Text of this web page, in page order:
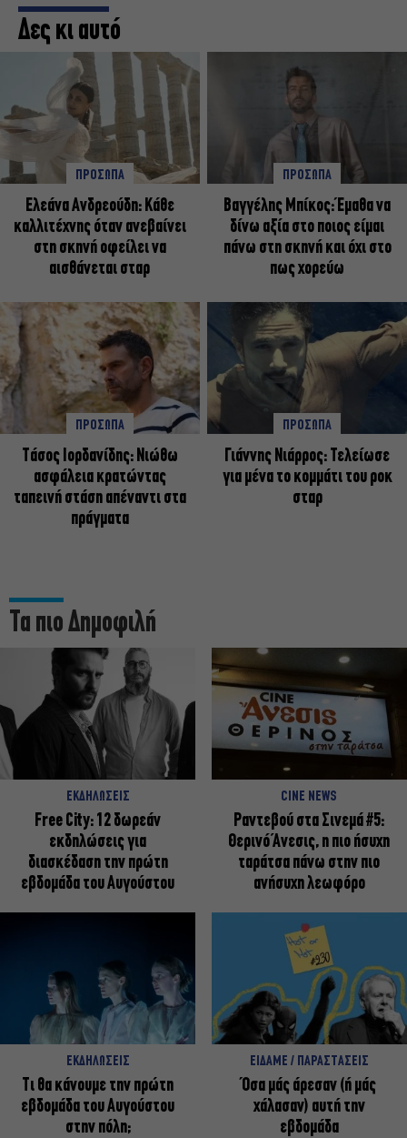
Δες κι αυτό
ΠΡΟΣΩΠΑ
Ελεάνα Ανδρεούδη: Κάθε
καλλιτέχνης όταν ανεβαίνει
στη σκηνή οφείλει να
αισθάνεται σταρ
ΠΡΟΣΩΠΑ
Βαγγέλης Μπίκος: Έμαθα να
δίνω αξία στο ποιος είμαι
πάνω στη σκηνή και όχι στο
πως χορεύω
ΠΡΟΣΩΠΑ
Tάσος Ιορδανίδης: Νιώθω
ασφάλεια κρατώντας
ταπεινή στάση απέναντι στα
πράγματα
ΠΡΟΣΩΠΑ
Γιάννης Νιάρρος: Τελείωσε
για μένα το κομμάτι του ροκ
σταρ
Τα πιο Δημοφιλή
ΕΚΔΗΛΩΣΕΙΣ
Free City: 12 δωρεάν
εκδηλώσεις για
διασκέδαση την πρώτη
εβδομάδα του Αυγούστου
CINE NEWS
Ραντεβού στα Σινεμά #5:
Θερινό Άνεσις, η πιο ήσυχη
ταράτσα πάνω στην πιο
ανήσυχη λεωφόρο
ΕΚΔΗΛΩΣΕΙΣ
Τι θα κάνουμε την πρώτη
εβδομάδα του Αυγούστου
στην πόλη;
ΕΙΔΑΜΕ / ΠΑΡΑΣΤΑΣΕΙΣ
Όσα μάς άρεσαν (ή μάς
χάλασαν) αυτή την
εβδομάδα